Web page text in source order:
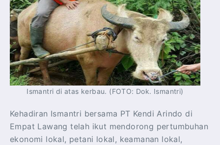
Ismantri di atas kerbau. (FOTO: Dok. Ismantri)
Kehadiran Ismantri bersama PT Kendi Arindo di
Empat Lawang telah ikut mendorong pertumbuhan
ekonomi lokal, petani lokal, keamanan lokal,